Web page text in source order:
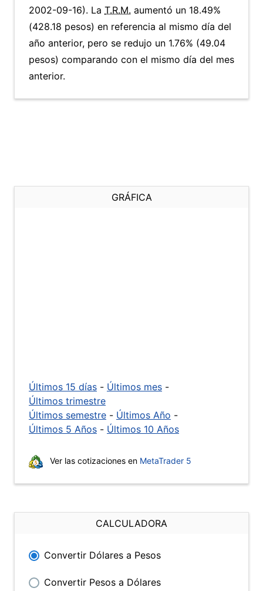
2002-09-16). La T.R.M. aumentó un 18.49%
(428.18 pesos) en referencia al mismo día del
año anterior, pero se redujo un 1.76% (49.04
pesos) comparando con el mismo día del mes
anterior.
GRÁFICA
Últimos 15 días - Últimos mes -
Últimos trimestre
Últimos semestre - Últimos Año -
Últimos 5 Años - Últimos 10 Años
Ver las cotizaciones en MetaTrader 5
CALCULADORA
Convertir Dólares a Pesos
Convertir Pesos a Dólares